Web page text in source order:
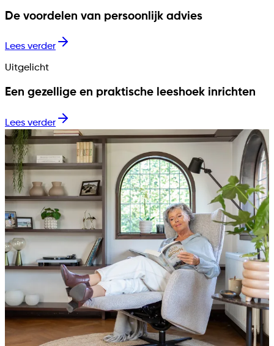
De voordelen van persoonlijk advies
Lees verder
Uitgelicht
Een gezellige en praktische leeshoek inrichten
Lees verder